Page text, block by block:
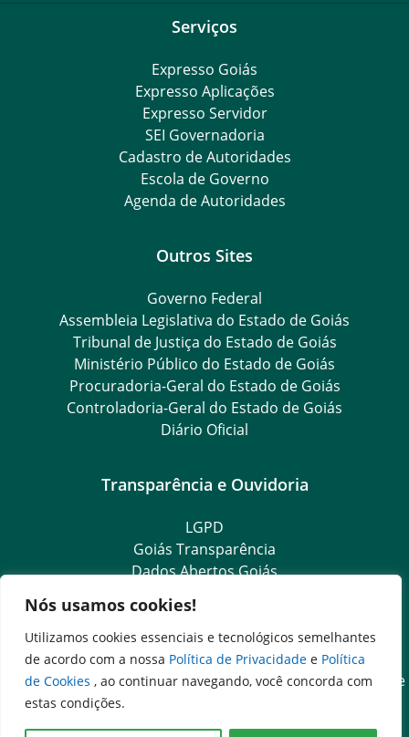
Nós usamos cookies!
Utilizamos cookies essenciais e tecnológicos semelhantes
de acordo com a nossa Política de Privacidade e Política
de Cookies , ao continuar navegando, você concorda com
estas condições.
Serviços
Expresso Goiás
Expresso Aplicações
Expresso Servidor
SEI Governadoria
Cadastro de Autoridades
Escola de Governo
Agenda de Autoridades
Outros Sites
Governo Federal
Assembleia Legislativa do Estado de Goiás
Tribunal de Justiça do Estado de Goiás
Ministério Público do Estado de Goiás
Procuradoria-Geral do Estado de Goiás
Controladoria-Geral do Estado de Goiás
Diário Oficial
Transparência e Ouvidoria
LGPD
Goiás Transparência
Dados Abertos Goiás
Ouvidoria Geral
SIC – Serviço de Informação ao Cidadão
e-SIC – Serviço Eletrônico de Informação ao Cidadão
Acesso às Informações das Organizações Sociais de Saúde
Ouvidoria Setorial (Expresso)